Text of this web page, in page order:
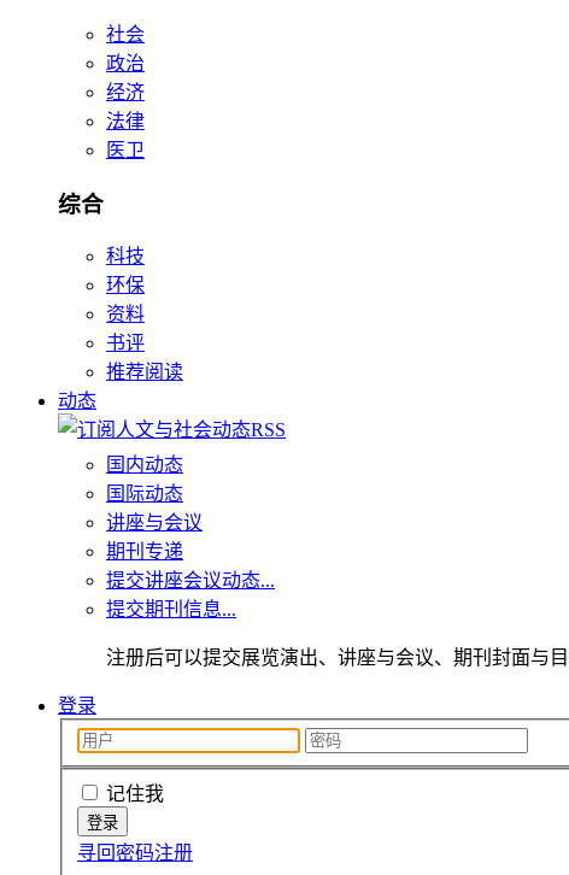
社会
政治
经济
法律
医卫
综合
科技
环保
资料
书评
推荐阅读
动态
国内动态
国际动态
讲座与会议
期刊专递
提交讲座会议动态...
提交期刊信息...
注册后可以提交展览演出、讲座与会议、期刊封面与
登录
记住我
寻回密码注册